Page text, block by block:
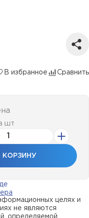
В избранное Сравнить
шт
КОРЗИНУ
целях и
не являются
определяемой